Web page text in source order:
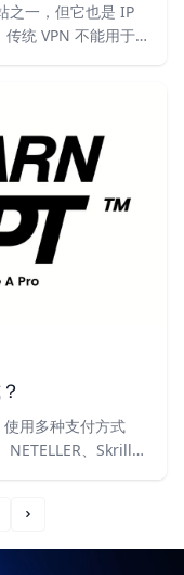
之一，但它也是 IP
统 VPN 不能用于
用多种支付方式
NETELLER、Skrill
PIX、Boleto、
Next Page